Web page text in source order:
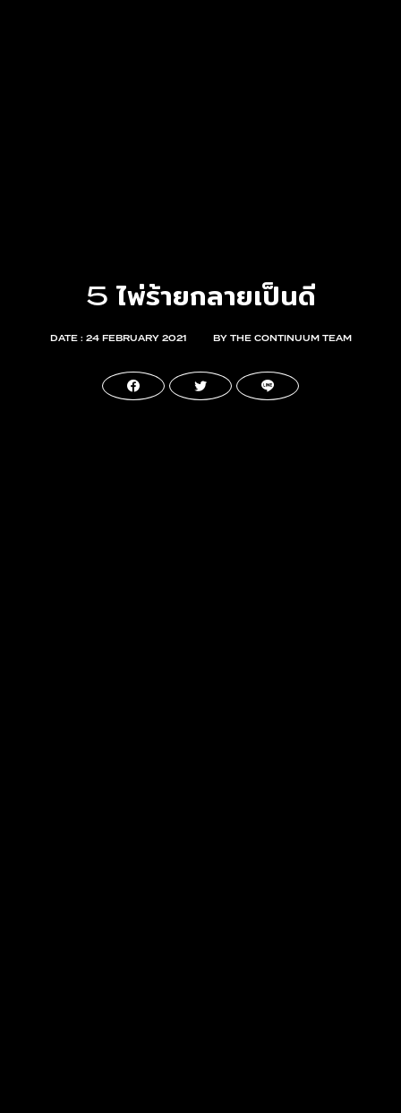
5 ไพ่ร้ายกลายเป็นดี
DATE : 24 FEBRUARY 2021 BY THE CONTINUUM TEAM